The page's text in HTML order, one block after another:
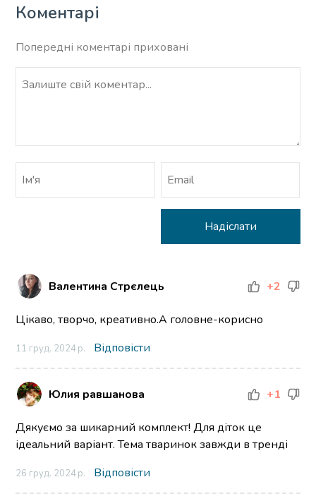
Коментарі
Попередні коментарі приховані
Валентина Стрєлець +2
Цікаво, творчо, креативно.А головне-корисно
11 груд. 2024 р. Відповісти
Юлия равшанова +1
Дякуємо за шикарний комплект! Для діток це
ідеальний варіант. Тема тваринок завжди в тренді
26 груд. 2024 р. Відповісти